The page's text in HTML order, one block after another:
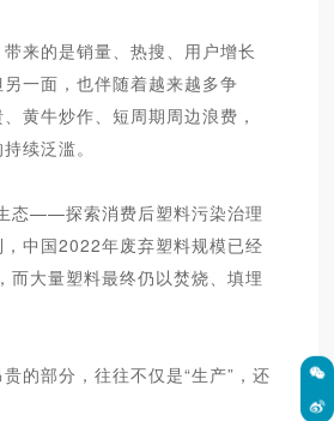
来的是销量、热搜、用户增长
一面，也伴随着越来越多争
黄牛炒作、短周期周边浪费，
续泛滥。
态——探索消费后塑料污染治理
中国2022年废弃塑料规模已经
而大量塑料最终仍以焚烧、填埋
的部分，往往不仅是“生产”，还